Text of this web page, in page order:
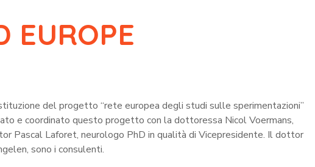
EUROPE
del progetto “rete europea degli studi sulle sperimentazioni”
e coordinato questo progetto con la dottoressa Nicol Voermans,
Pascal Laforet, neurologo PhD in qualità di Vicepresidente. Il dottor
sono i consulenti.